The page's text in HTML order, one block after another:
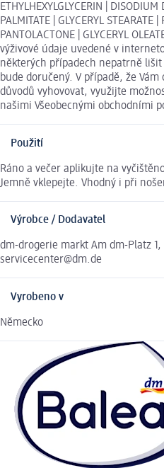
ETHYLHEXYLGLYCERIN | DISODIUM
PALMITATE | GLYCERYL STEARATE |
PANTOLACTONE | GLYCERYL
výživové údaje uvedené v
některých případech nepatrně
bude doručený. V případě, že
důvodů vyhovovat, využijte
našimi Všeobecnými obchodními
Použití
Ráno a večer aplikujte na
Jemně vklepejte. Vhodný i při
Výrobce / Dodavatel
dm-drogerie markt Am dm-Platz
servicecenter@dm.de
Vyrobeno v
Německo